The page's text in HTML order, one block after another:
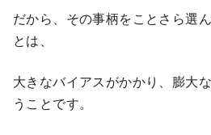
だから、その事柄をことさら選
とは、
大きなバイアスがかかり、膨大
うことです。